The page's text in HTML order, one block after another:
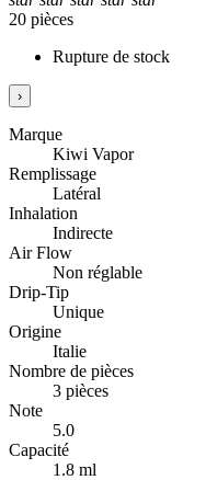
20 pièces
Rupture de stock
›
Marque
Kiwi Vapor
Remplissage
Latéral
Inhalation
Indirecte
Air Flow
Non réglable
Drip-Tip
Unique
Origine
Italie
Nombre de pièces
3 pièces
Note
5.0
Capacité
1.8 ml